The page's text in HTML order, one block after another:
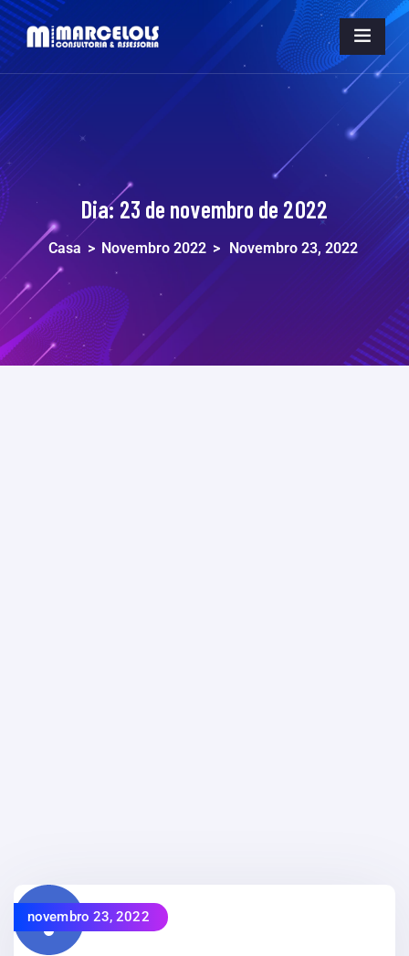
Dia:23 de novembro de 2022
Casa > Novembro 2022 > Novembro 23, 2022
novembro 23, 2022